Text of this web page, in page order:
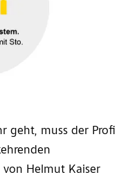
geht, muss der Profi
von Helmut Kaiser